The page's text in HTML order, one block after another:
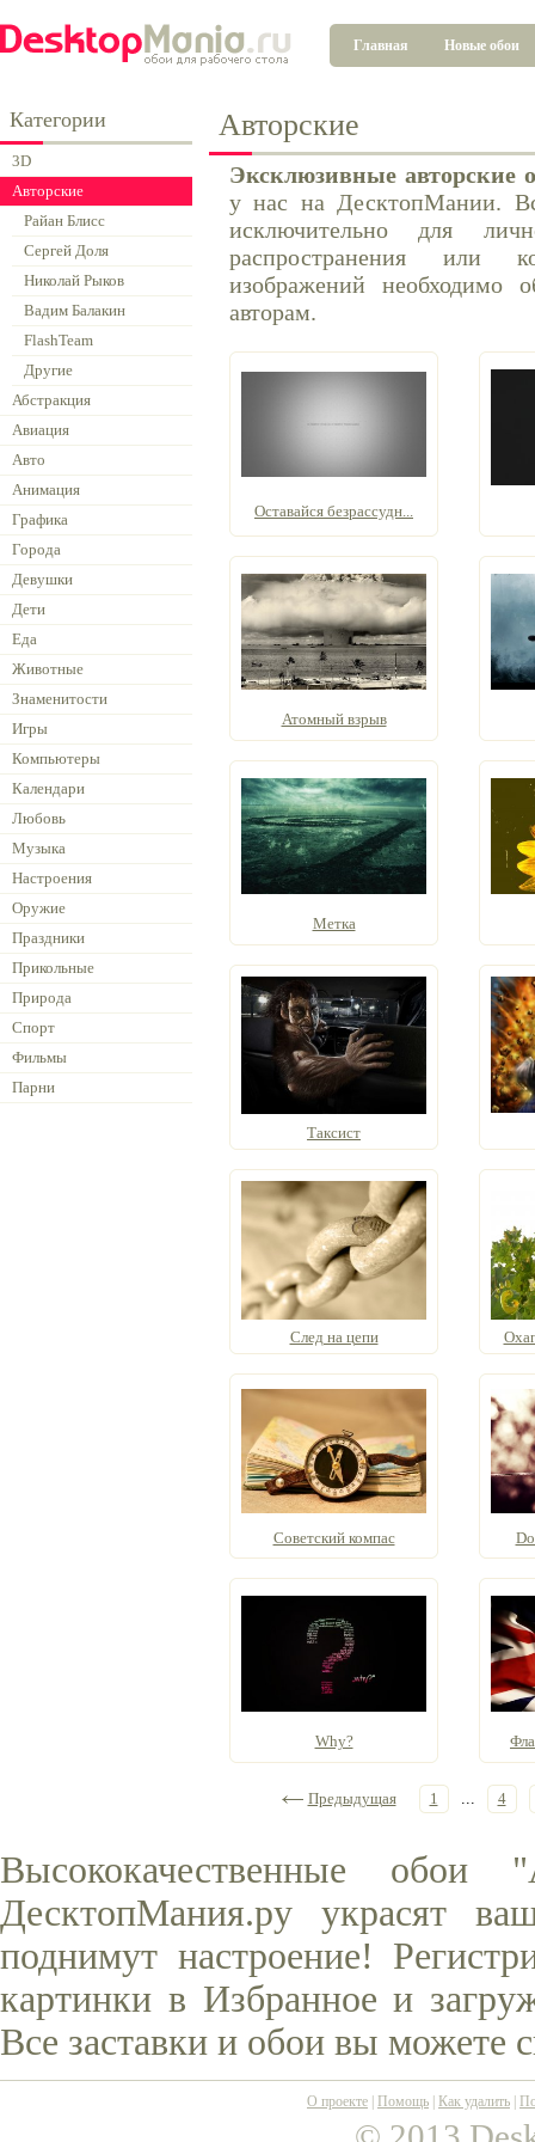
Главная Новые обои
Категории
3D
Авторские
Райан Блисс
Сергей Доля
Николай Рыков
Вадим Балакин
FlashTeam
Другие
Абстракция
Авиация
Авто
Анимация
Графика
Города
Девушки
Дети
Еда
Животные
Знаменитости
Игры
Компьютеры
Календари
Любовь
Музыка
Настроения
Оружие
Праздники
Прикольные
Природа
Спорт
Фильмы
Парни
Авторские
Эксклюзивные авторские
у нас на ДесктопМании.
исключительно для
распространения или
изображений необходимо
авторам.
Оставайся безрассудн...
Атомный взрыв
Метка
Таксист
След на цепи
Советский компас
Why?
Предыдущая 1 ... 4
Высококачественные
ДесктопМания.ру украсят
поднимут настроение!
картинки в Избранное и
Все заставки и обои вы можете
О проекте Помощь Как удалить